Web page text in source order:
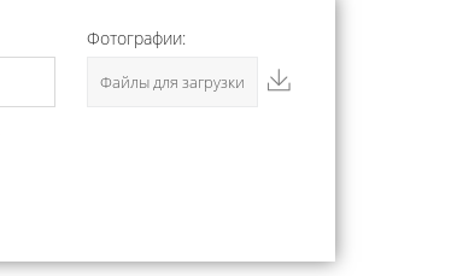
Фотографии:
Файлы для загрузки